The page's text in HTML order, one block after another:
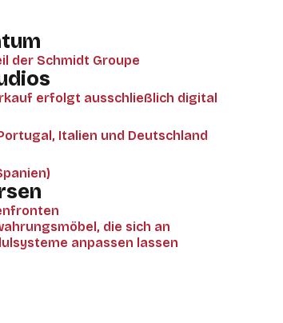
der Schmidt Groupe
erfolgt ausschließlich digital
Italien und Deutschland
die sich an
anpassen lassen